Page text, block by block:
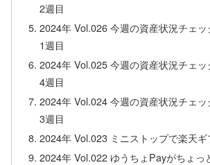
2週目
2024年 Vol.026 今週の資産状況チェッ
1週目
2024年 Vol.025 今週の資産状況チェッ
4週目
2024年 Vol.024 今週の資産状況チェッ
3週目
2024年 Vol.023 ミニストップで楽天ギ
2024年 Vol.022 ゆうちょPayがちょっ